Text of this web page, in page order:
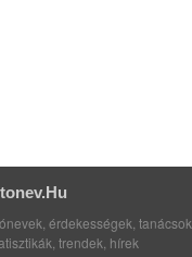
érdekességek, tanácsok,
trendek, hírek